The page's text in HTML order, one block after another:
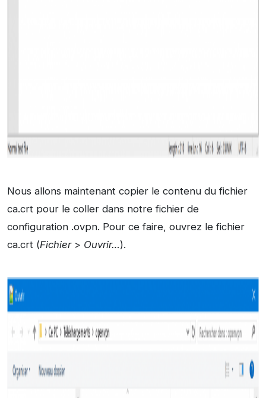
Nous allons maintenant copier le contenu du fichier
ca.crt pour le coller dans notre fichier de
configuration .ovpn. Pour ce faire, ouvrez le fichier
ca.crt (Fichier> Ouvrir…).